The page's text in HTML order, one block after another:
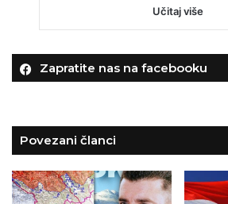
Učitaj više
Zapratite nas na facebooku
Povezani članci